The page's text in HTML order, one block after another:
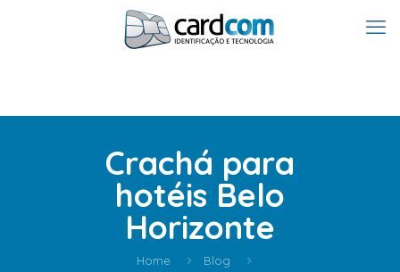
Crachá para
hotéis Belo
Horizonte
Home
Blog